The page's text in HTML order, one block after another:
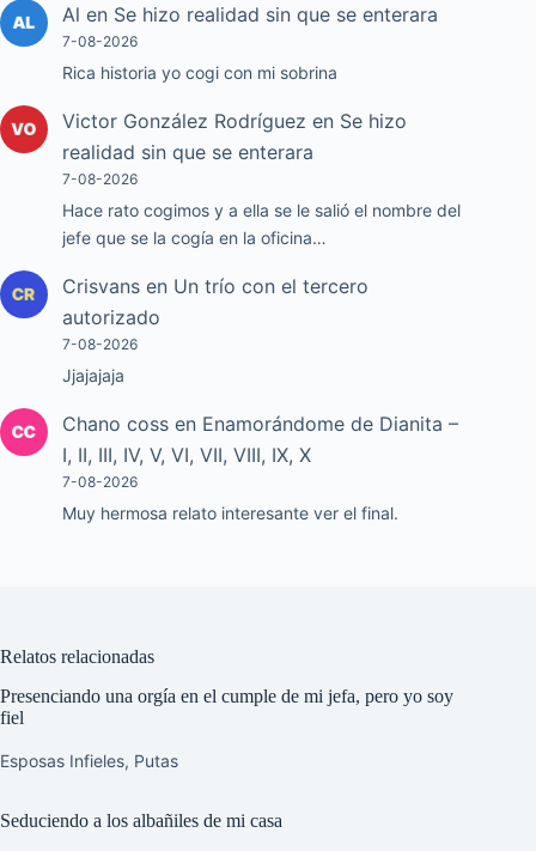
Al en Se hizo realidad sin que se enterara
7-08-2026
Rica historia yo cogi con mi sobrina
Victor González Rodríguez en Se hizo
realidad sin que se enterara
7-08-2026
Hace rato cogimos y a ella se le salió el nombre del
jefe que se la cogía en la oficina…
Crisvans en Un trío con el tercero
autorizado
7-08-2026
Jjajajaja
Chano coss en Enamorándome de Dianita –
I, II, III, IV, V, VI, VII, VIII, IX, X
7-08-2026
Muy hermosa relato interesante ver el final.
Relatos relacionadas
Presenciando una orgía en el cumple de mi jefa, pero yo soy
fiel
Esposas Infieles, Putas
Seduciendo a los albañiles de mi casa